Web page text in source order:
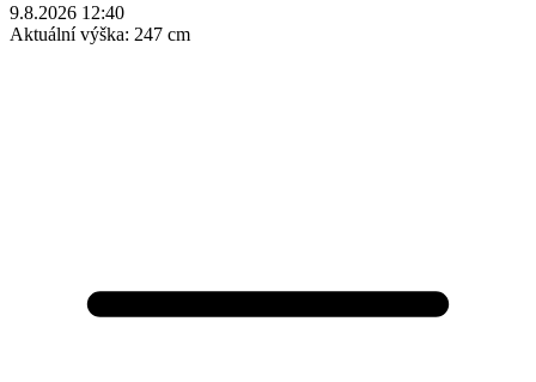
9.8.2026 12:40
Aktuální výška: 247 cm